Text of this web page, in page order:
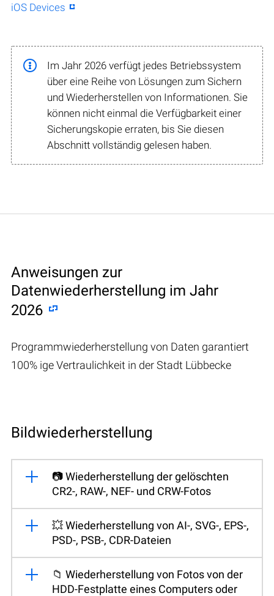
iOS Devices
Im Jahr 2026 verfügt jedes Betriebssystem
über eine Reihe von Lösungen zum Sichern
und Wiederherstellen von Informationen. Sie
können nicht einmal die Verfügbarkeit einer
Sicherungskopie erraten, bis Sie diesen
Abschnitt vollständig gelesen haben.
Anweisungen zur
Datenwiederherstellung im Jahr
2026
Programmwiederherstellung von Daten garantiert
100% ige Vertraulichkeit in der Stadt Lübbecke
Bildwiederherstellung
📷 Wiederherstellung der gelöschten
CR2-, RAW-, NEF- und CRW-Fotos
💥 Wiederherstellung von AI-, SVG-, EPS-,
PSD-, PSB-, CDR-Dateien
📁 Wiederherstellung von Fotos von der
HDD-Festplatte eines Computers oder